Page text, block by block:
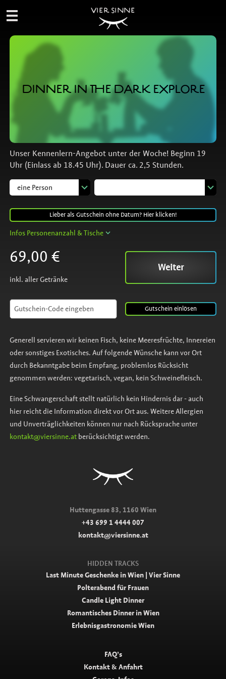
VIER SINNE
DINNER IN THE DARK EXPLORE
Unser Kennenlern-Angebot unter der Woche! Beginn 19
Uhr (Einlass ab 18.45 Uhr). Dauer ca. 2,5 Stunden.
Lieber als Gutschein ohne Datum? Hier klicken!
Infos Personenanzahl & Tische
69,00 €
inkl. aller Getränke
Weiter
Gutschein einlösen
Generell servieren wir keinen Fisch, keine Meeresfrüchte, Innereien
oder sonstiges Exotisches. Auf folgende Wünsche kann vor Ort
durch Bekanntgabe beim Empfang, problemlos Rücksicht
genommen werden: vegetarisch, vegan, kein Schweinefleisch.
Eine Schwangerschaft stellt natürlich kein Hindernis dar - auch
hier reicht die Information direkt vor Ort aus. Weitere Allergien
und Unverträglichkeiten können nur nach Rücksprache unter
kontakt@viersinne.atberücksichtigt werden.
Huttengasse 83, 1160 Wien
+43 699 1 4444 007
kontakt@viersinne.at
HIDDEN TRACKS
Last Minute Geschenke in Wien | Vier Sinne
Polterabend für Frauen
Candle Light Dinner
Romantisches Dinner in Wien
Erlebnisgastronomie Wien
FAQ’s
Kontakt & Anfahrt